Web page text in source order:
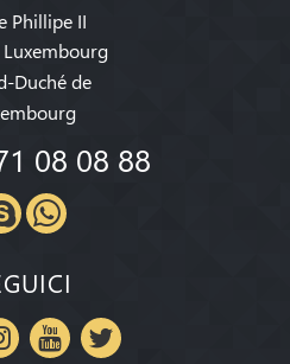
Phillipe II
Duché de
08 08 88